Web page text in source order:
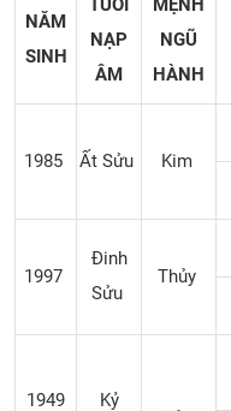
NĂM
SINH
TUỔI
NẠP
ÂM
MỆNH
NGŨ
HÀNH
1985 Ất Sửu Kim
1997
Đinh
Sửu
Thủy
1949
Kỷ